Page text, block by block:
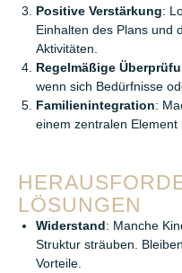
Positive Verstärkung:
Einhalten des Plans und
Aktivitäten.
Regelmäßige
wenn sich Bedürfnisse
Familienintegration:
einem zentralen Element
LÖSUNGEN
Widerstand: Manche
Struktur sträuben.
Vorteile.